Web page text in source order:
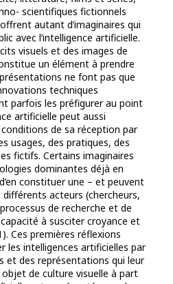
scientifiques fictionnels
autant d’imaginaires qui
avec l’intelligence artificielle.
visuels et des images de
un élément à prendre
ne font pas que
techniques
parfois les préfigurer au point
artificielle peut aussi
de sa réception par
usages, des pratiques, des
fictifs. Certains imaginaires
dominantes déjà en
constituer une – et peuvent
acteurs (chercheurs,
de recherche et de
à susciter croyance et
Ces premières réflexions
les intelligences artificielles par
et des représentations qui leur
de culture visuelle à part